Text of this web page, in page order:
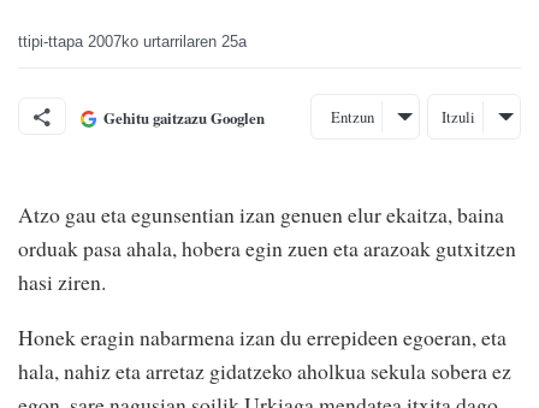
ttipi-ttapa 2007ko urtarrilaren 25a
Gehitu gaitzazu Googlen Entzun Itzuli
Atzo gau eta egunsentian izan genuen elur ekaitza, baina
orduak pasa ahala, hobera egin zuen eta arazoak gutxitzen
hasi ziren.
Honek eragin nabarmena izan du errepideen egoeran, eta
hala, nahiz eta arretaz gidatzeko aholkua sekula sobera ez